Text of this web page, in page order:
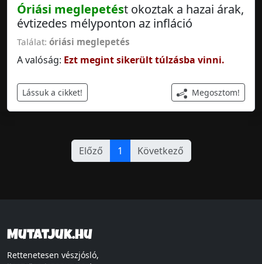
Óriási meglepetést okoztak a hazai árak,
évtizedes mélyponton az infláció
Találat: óriási meglepetés
A valóság: Ezt megint sikerült túlzásba vinni.
Lássuk a cikket! Megosztom!
Előző 1 Következő
Mutatjuk.hu
Rettenetesen vészjósló,